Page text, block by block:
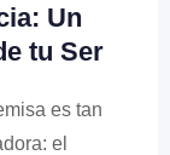
Un
tu Ser
es tan
el